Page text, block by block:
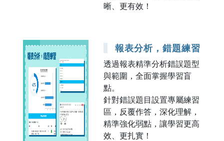
晰、更有效！
報表分析，錯題練習
透過報表精準分析錯誤題型
與範圍，全面掌握學習盲
點。
針對錯誤題目設置專屬練習
區，反覆作答，深化理解，
精準強化弱點，讓學習更高
效、更扎實！